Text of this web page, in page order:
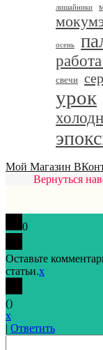
лишайники
осень
свечи
урок
Мой Магазин
Вернуться
0
Оставьте
статьи.x
()
x
| Ответить